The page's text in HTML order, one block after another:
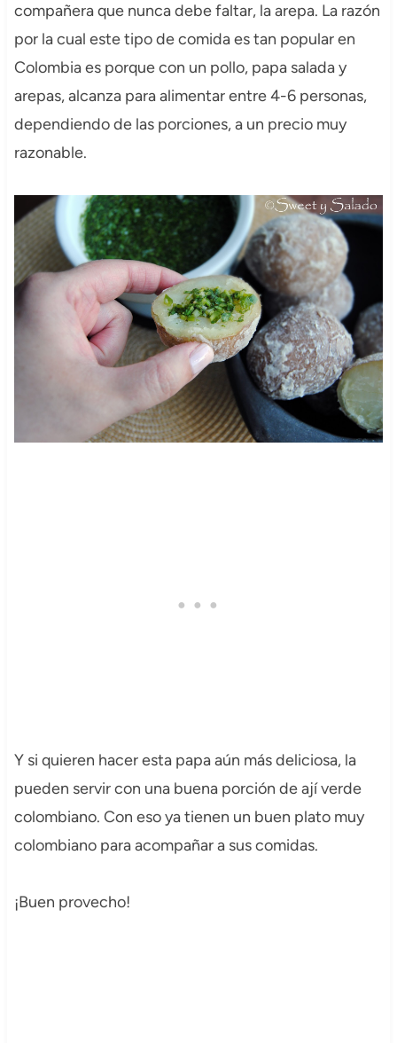
compañera que nunca debe faltar, la arepa. La razón
por la cual este tipo de comida es tan popular en
Colombia es porque con un pollo, papa salada y
arepas, alcanza para alimentar entre 4-6 personas,
dependiendo de las porciones, a un precio muy
razonable.
Y si quieren hacer esta papa aún más deliciosa, la
pueden servir con una buena porción de ají verde
colombiano. Con eso ya tienen un buen plato muy
colombiano para acompañar a sus comidas.
¡Buen provecho!